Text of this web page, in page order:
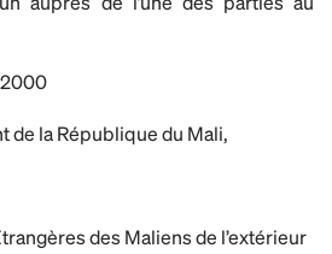
2000
de la République du Mali,
des Maliens de l’extérieur